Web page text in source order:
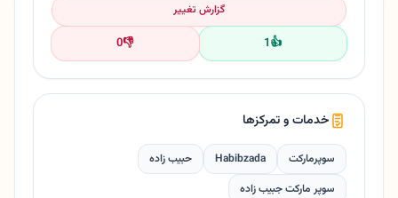
گزارش تغییر
👍
1
👎
0
خدمات و تمرکزها
سوپرمارکت Habibzada
حبیب زاده
سوپر مارکت جبیب زاده